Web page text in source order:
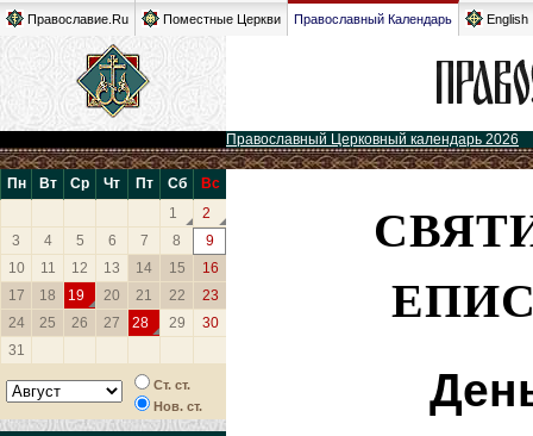
Православие.Ru Поместные Церкви Православный Календарь English
Православный Церковный календарь 2026
Пн Вт Ср Чт Пт Сб
Вс
1
2
3
4 5 6 7 8
9
10
11 12 13 14 15
16
17
18 19 20 21 22
23
24
25 26 27 28 29
30
31
Ст. ст.
Нов. ст.